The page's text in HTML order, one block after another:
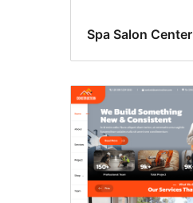
Spa Salon Center